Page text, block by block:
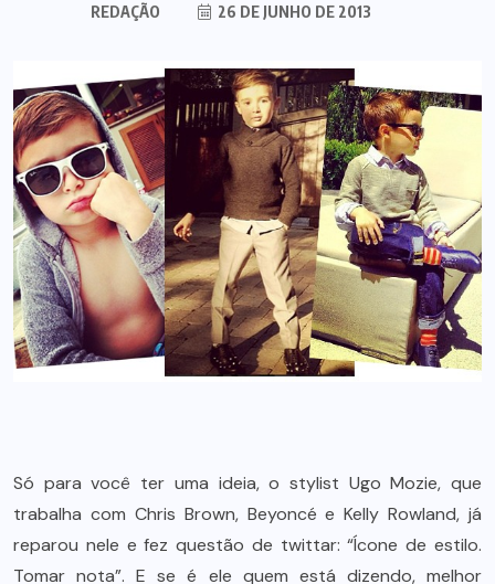
REDAÇÃO 26 DE JUNHO DE 2013
Só para você ter uma ideia, o stylist Ugo Mozie, que
trabalha com Chris Brown, Beyoncé e Kelly Rowland, já
reparou nele e fez questão de twittar: “Ícone de estilo.
Tomar nota”. E se é ele quem está dizendo, melhor